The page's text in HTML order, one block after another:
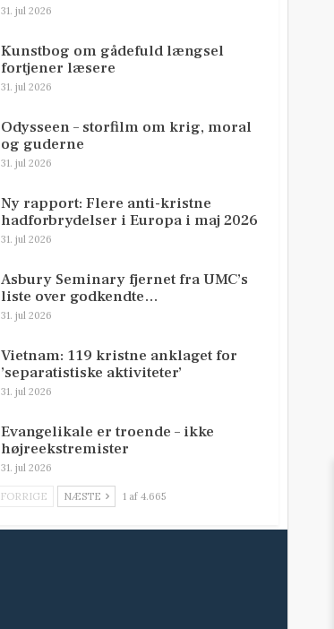
31. jul 2026
Kunstbog om gådefuld længsel
fortjener læsere
31. jul 2026
Odysseen – storfilm om krig, moral
og guderne
31. jul 2026
Ny rapport: Flere anti-kristne
hadforbrydelser i Europa i maj 2026
31. jul 2026
Asbury Seminary fjernet fra UMC’s
liste over godkendte…
31. jul 2026
Vietnam: 119 kristne anklaget for
’separatistiske aktiviteter’
31. jul 2026
Evangelikale er troende – ikke
højreekstremister
31. jul 2026
FORRIGE NÆSTE 1 af 4.665